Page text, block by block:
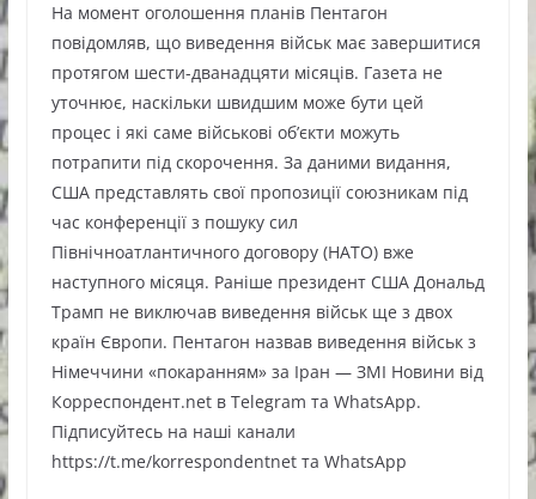
На момент оголошення планів Пентагон
повідомляв, що виведення військ має завершитися
протягом шести-дванадцяти місяців. Газета не
уточнює, наскільки швидшим може бути цей
процес і які саме військові об’єкти можуть
потрапити під скорочення. За даними видання,
США представлять свої пропозиції союзникам під
час конференції з пошуку сил
Північноатлантичного договору (НАТО) вже
наступного місяця. Раніше президент США Дональд
Трамп не виключав виведення військ ще з двох
країн Європи. Пентагон назвав виведення військ з
Німеччини «покаранням» за Іран — ЗМІ Новини від
Корреспондент.net в Telegram та WhatsApp.
Підписуйтесь на наші канали
https://t.me/korrespondentnet та WhatsApp